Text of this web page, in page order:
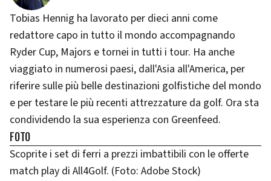
Tobias Hennig ha lavorato per dieci anni come
redattore capo in tutto il mondo accompagnando
Ryder Cup, Majors e tornei in tutti i tour. Ha anche
viaggiato in numerosi paesi, dall'Asia all'America, per
riferire sulle più belle destinazioni golfistiche del mondo
e per testare le più recenti attrezzature da golf. Ora sta
condividendo la sua esperienza con Greenfeed.
FOTO
Scoprite i set di ferri a prezzi imbattibili con le offerte
match play di All4Golf. (Foto: Adobe Stock)